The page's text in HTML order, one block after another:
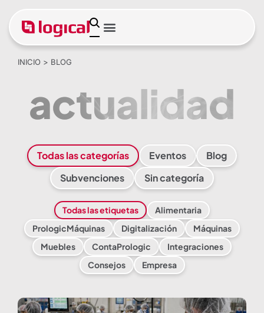
INICIO > BLOG
actualidad
Eventos
Blog
Subvenciones
Sin categoría
Todas las categorías
Alimentaria
PrologicMáquinas
Digitalización
Máquinas
Muebles
ContaPrologic
Integraciones
Consejos
Empresa
Todas las etiquetas